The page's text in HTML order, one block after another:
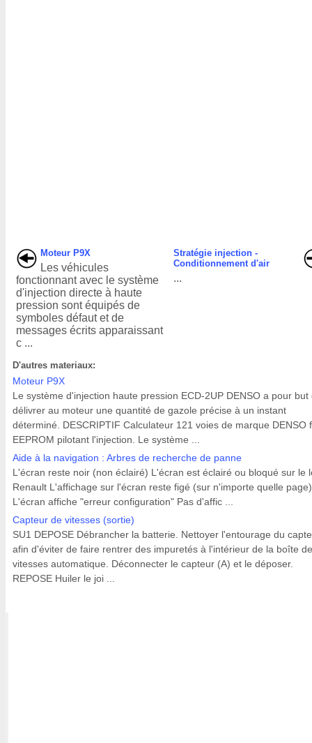
Moteur P9X
Les véhicules
fonctionnant avec le système
d'injection directe à haute
pression sont équipés de
symboles défaut et de
messages écrits apparaissant
c ...
Stratégie injection -
Conditionnement d'air
...
D'autres materiaux:
Moteur P9X
Le système d'injection haute pression ECD-2UP DENSO a pour but
délivrer au moteur une quantité de gazole précise à un instant
déterminé. DESCRIPTIF Calculateur 121 voies de marque DENSO
EEPROM pilotant l'injection. Le système ...
Aide à la navigation : Arbres de recherche de panne
L'écran reste noir (non éclairé) L'écran est éclairé ou bloqué sur le
Renault L'affichage sur l'écran reste figé (sur n'importe quelle page)
L'écran affiche "erreur configuration" Pas d'affic ...
Capteur de vitesses (sortie)
SU1 DEPOSE Débrancher la batterie. Nettoyer l'entourage du
afin d'éviter de faire rentrer des impuretés à l'intérieur de la boîte de
vitesses automatique. Déconnecter le capteur (A) et le déposer.
REPOSE Huiler le joi ...